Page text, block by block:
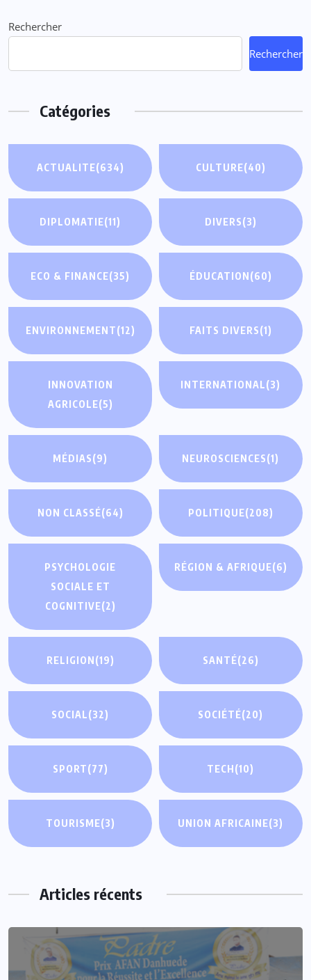
Rechercher
Rechercher
Catégories
ACTUALITE(634) CULTURE(40)
DIPLOMATIE(11) DIVERS(3)
ECO & FINANCE(35) ÉDUCATION(60)
ENVIRONNEMENT(12) FAITS DIVERS(1)
INNOVATION
AGRICOLE(5)
INTERNATIONAL(3)
MÉDIAS(9) NEUROSCIENCES(1)
NON CLASSÉ(64) POLITIQUE(208)
PSYCHOLOGIE
SOCIALE ET
COGNITIVE(2)
RÉGION & AFRIQUE(6)
RELIGION(19) SANTÉ(26)
SOCIAL(32) SOCIÉTÉ(20)
SPORT(77) TECH(10)
TOURISME(3) UNION AFRICAINE(3)
Articles récents